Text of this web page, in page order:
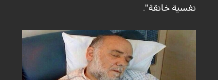
نفسية خانقة".